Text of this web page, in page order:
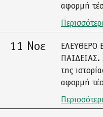
αφορμή
11 Νοε
ΕΛΕΥΘΕΡΟ
ΠΑΙΔΕΙΑΣ.
της
αφορμή